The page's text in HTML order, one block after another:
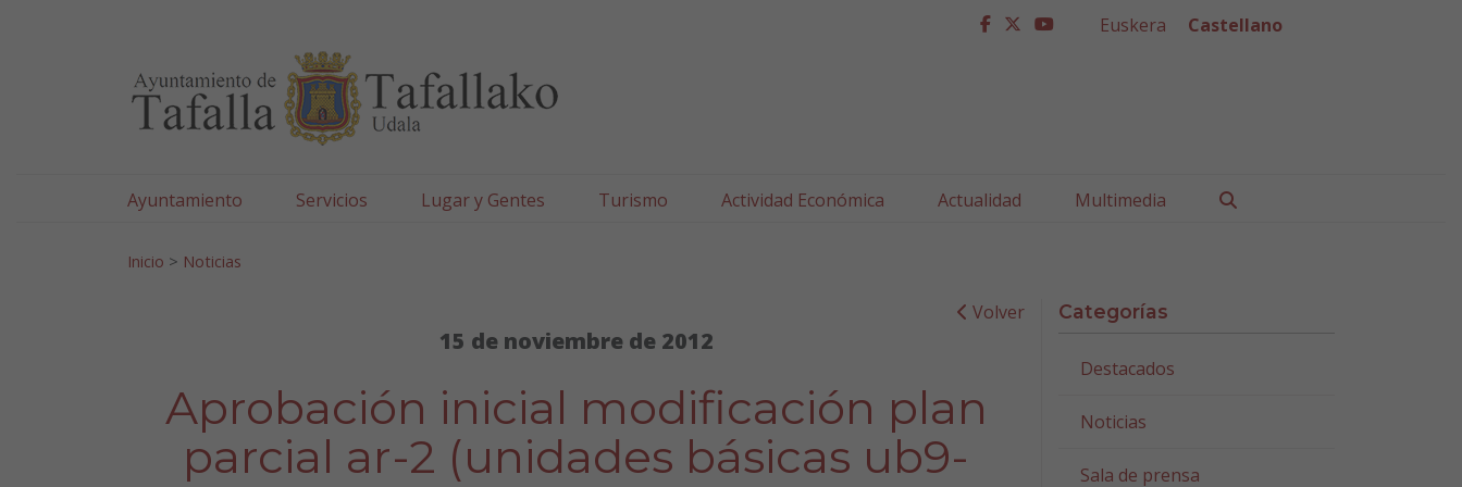
facebook
twitter
youtube
Euskera Castellano
Ayuntamiento Servicios Lugar y Gentes Turismo Actividad Económica Actualidad Multimedia
Inicio > Noticias
Volver
15 de noviembre de 2012
Aprobación inicial modificación plan
parcial ar-2 (unidades básicas ub9-
Categorías
Destacados
Noticias
Sala de prensa